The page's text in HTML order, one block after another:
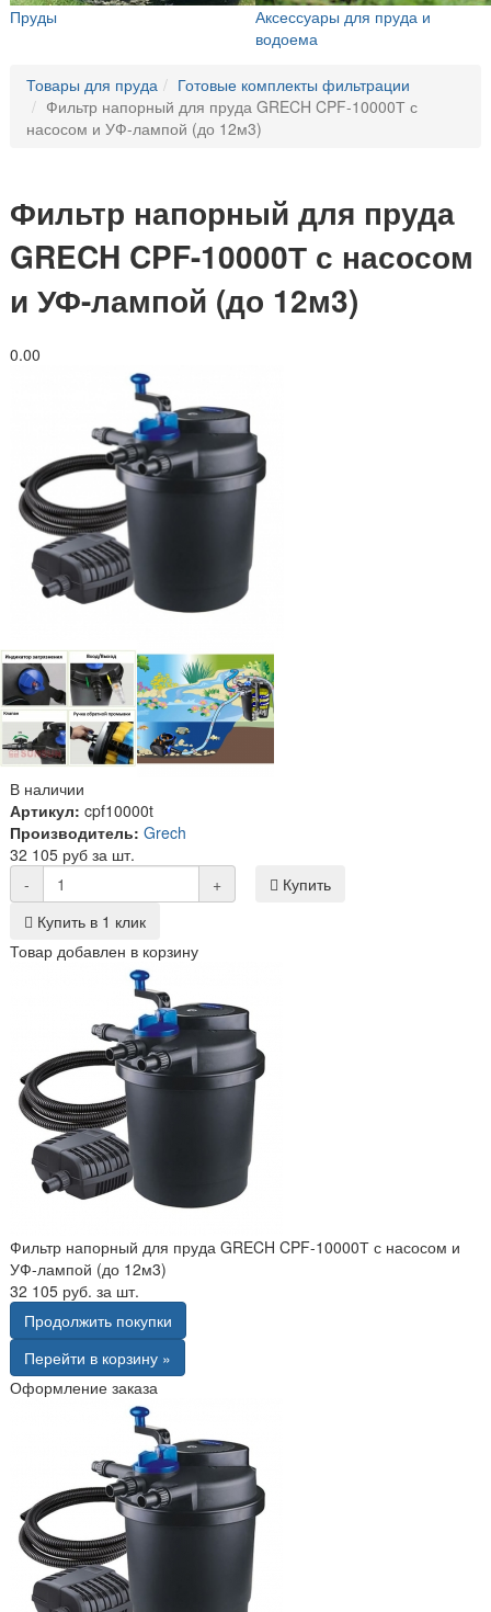
Пруды
Аксессуары для пруда и
водоема
Товары для пруда
Готовые комплекты фильтрации
Фильтр напорный для пруда GRECH CPF-10000Т с
насосом и УФ-лампой (до 12м3)
Фильтр напорный для пруда
GRECH CPF-10000Т с насосом
и УФ-лампой (до 12м3)
0.00
В наличии
Артикул: cpf10000t
Производитель: Grech
32 105 руб за шт.
-
+
Купить
Купить в 1 клик
Товар добавлен в корзину
Фильтр напорный для пруда GRECH CPF-10000Т с насосом и
УФ-лампой (до 12м3)
32 105 руб. за шт.
Продолжить покупки
Перейти в корзину »
Оформление заказа